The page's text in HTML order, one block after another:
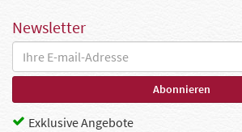
Newsletter
Exklusive Angebote